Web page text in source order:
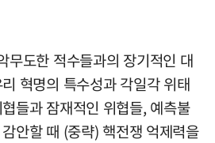
무도한 적수들과의 장기적인 대
혁명의 특수성과 각일각 위태
들과 잠재적인 위협들, 예측불
안할 때 (중략) 핵전쟁 억제력을